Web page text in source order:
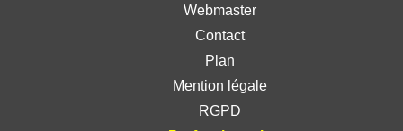
Webmaster
Contact
Plan
Mention légale
RGPD